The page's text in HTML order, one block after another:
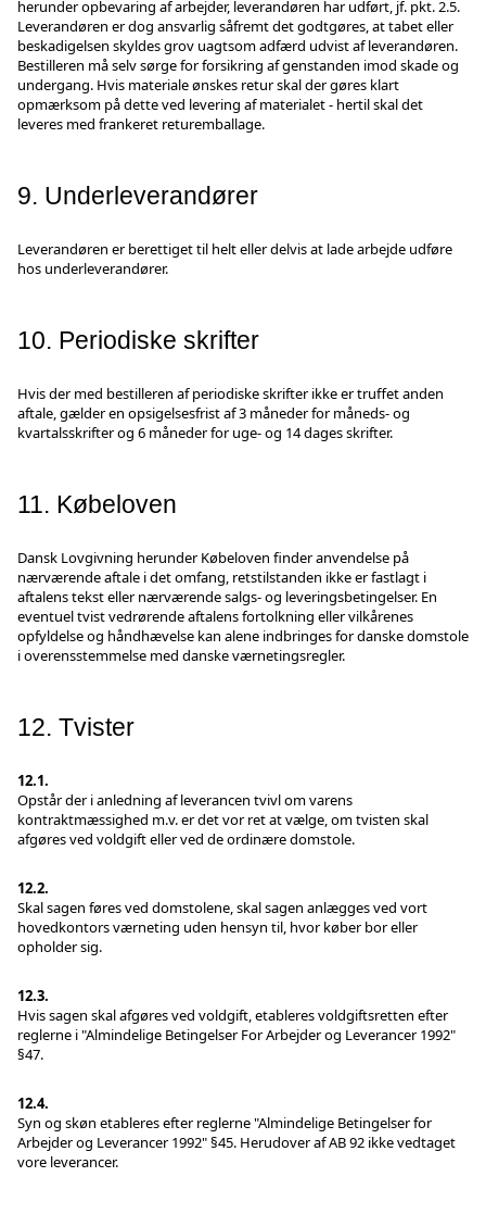
herunder opbevaring af arbejder, leverandøren har udført, jf. pkt. 2.5.
Leverandøren er dog ansvarlig såfremt det godtgøres, at tabet eller
beskadigelsen skyldes grov uagtsom adfærd udvist af leverandøren.
Bestilleren må selv sørge for forsikring af genstanden imod skade og
undergang. Hvis materiale ønskes retur skal der gøres klart
opmærksom på dette ved levering af materialet - hertil skal det
leveres med frankeret returemballage.
9. Underleverandører
Leverandøren er berettiget til helt eller delvis at lade arbejde udføre
hos underleverandører.
10. Periodiske skrifter
Hvis der med bestilleren af periodiske skrifter ikke er truffet anden
aftale, gælder en opsigelsesfrist af 3 måneder for måneds- og
kvartalsskrifter og 6 måneder for uge- og 14 dages skrifter.
11. Købeloven
Dansk Lovgivning herunder Købeloven finder anvendelse på
nærværende aftale i det omfang, retstilstanden ikke er fastlagt i
aftalens tekst eller nærværende salgs- og leveringsbetingelser. En
eventuel tvist vedrørende aftalens fortolkning eller vilkårenes
opfyldelse og håndhævelse kan alene indbringes for danske domstole
i overensstemmelse med danske værnetingsregler.
12. Tvister
12.1.
Opstår der i anledning af leverancen tvivl om varens
kontraktmæssighed m.v. er det vor ret at vælge, om tvisten skal
afgøres ved voldgift eller ved de ordinære domstole.
12.2.
Skal sagen føres ved domstolene, skal sagen anlægges ved vort
hovedkontors værneting uden hensyn til, hvor køber bor eller
opholder sig.
12.3.
Hvis sagen skal afgøres ved voldgift, etableres voldgiftsretten efter
reglerne i "Almindelige Betingelser For Arbejder og Leverancer 1992"
§47.
12.4.
Syn og skøn etableres efter reglerne "Almindelige Betingelser for
Arbejder og Leverancer 1992" §45. Herudover af AB 92 ikke vedtaget
vore leverancer.